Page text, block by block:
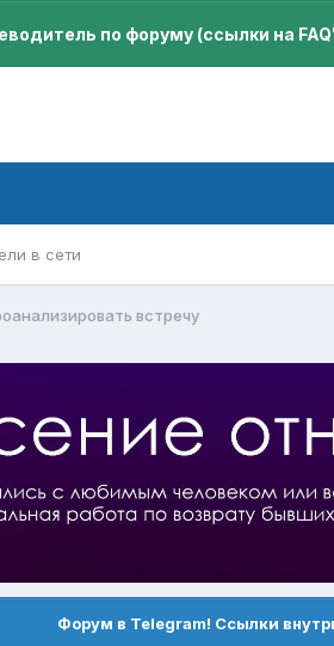
по форуму (ссылки на
в сети
встречу
Форум в Telegram! Ссылки